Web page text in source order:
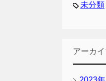
未分類
アーカ